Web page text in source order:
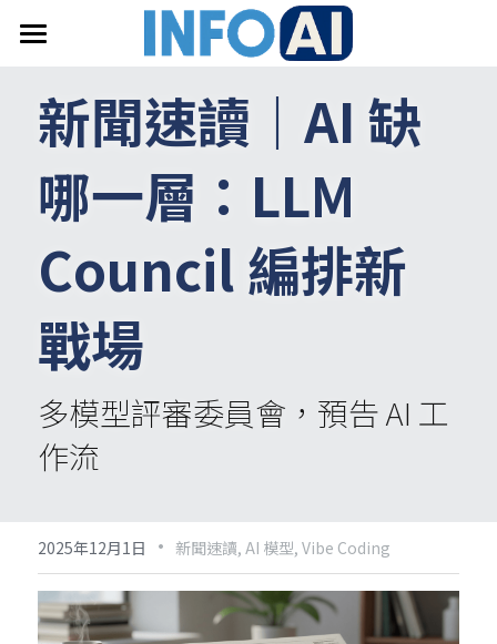
關於InfoAI
訂閱電子報
最新文章
搜索
email聯絡
新聞速讀｜ AI 缺
哪一層： LLM
Council 編排新
戰場
多模型評審委員會，預告 AI 工
作流
2025年12月1日 · 新聞速讀, AI 模型, Vibe Coding